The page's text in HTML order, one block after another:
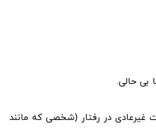
بی حالی.
غیرعادی در رفتار (شخصی که مانند